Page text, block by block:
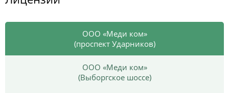
ООО «Меди ком»
(проспект Ударников)
ООО «Меди ком»
(Выборгское шоссе)